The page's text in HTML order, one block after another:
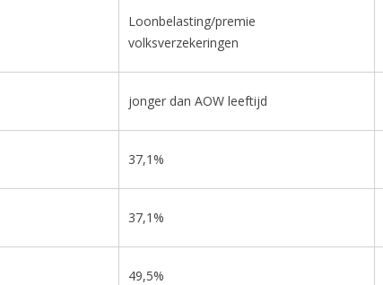
Loonbelasting/premie
volksverzekeringen
jonger dan AOW leeftijd
37,1%
37,1%
49,5%